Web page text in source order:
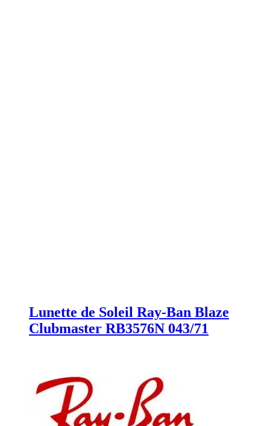
Lunette de Soleil Ray-Ban Blaze
Clubmaster RB3576N 043/71